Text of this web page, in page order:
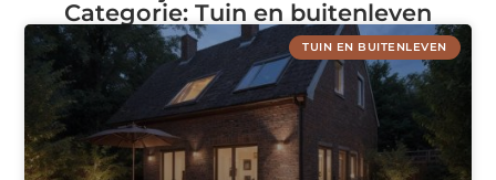
Categorie: Tuin en buitenleven
TUIN EN BUITENLEVEN